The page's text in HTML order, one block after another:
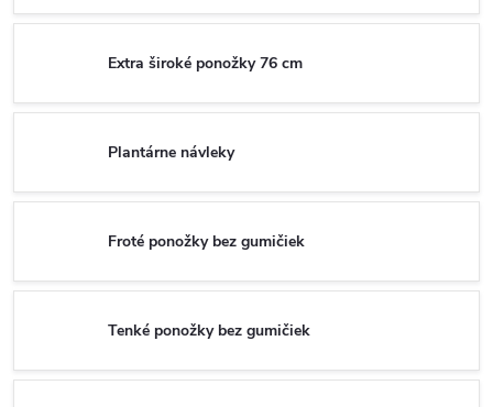
Extra široké ponožky 76 cm
Plantárne návleky
Froté ponožky bez gumičiek
Tenké ponožky bez gumičiek